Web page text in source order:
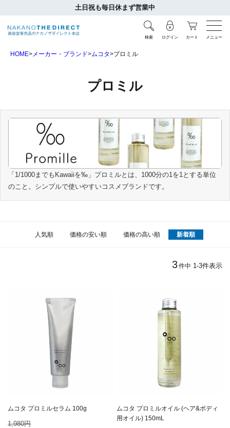
土日祝も毎日休まず営業中
検索 ログイン カート メニュー
HOME メーカー・ブランド ムコタ プロミル
プロミル
「1/1000までもKawaiiを‰」プロミルとは、1000分の1を1とする単位
のこと。シンプルで使いやすいコスメブランドです。
人気順 価格の安い順 価格の高い順 新着順
3件中 1 -3件表示
ムコタ プロミルセラム 100g
1,980
ムコタ プロミルオイル (ヘア&ボディ
用オイル) 150mL